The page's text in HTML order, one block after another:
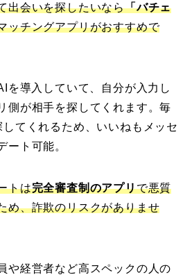
出会いを探したいなら「バチェ
ッチングアプリがおすすめで
を導入していて、自分が入力し
側が相手を探してくれます。毎
てくれるため、いいねもメッセ
ート可能。
トは完全審査制のアプリで悪質
め、詐欺のリスクがありませ
や経営者など高スペックの人の